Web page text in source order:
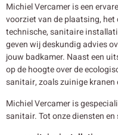
Michiel Vercamer is een
voorziet van de plaatsing,
technische, sanitaire
geven wij deskundig advies
jouw badkamer. Naast een
op de hoogte over de
sanitair, zoals zuinige kranen
Michiel Vercamer is
sanitair. Tot onze diensten